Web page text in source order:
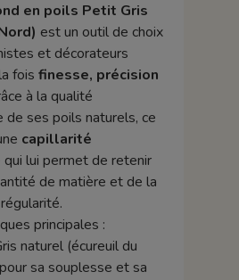
en poils Petit Gris
est un outil de choix
et décorateurs
fois finesse, précision
à la qualité
de ses poils naturels, ce
capillarité
qui lui permet de retenir
de matière et de la
principales :
naturel (écureuil du
sa souplesse et sa